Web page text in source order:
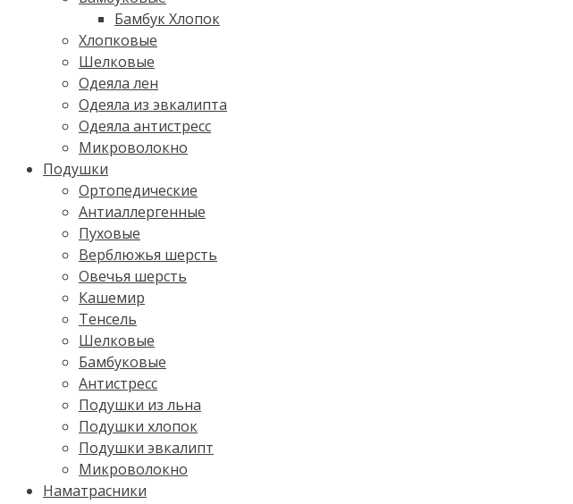
Бамбук Хлопок
Хлопковые
Шелковые
Одеяла лен
Одеяла из эвкалипта
Одеяла антистресс
Микроволокно
Подушки
Ортопедические
Антиаллергенные
Пуховые
Верблюжья шерсть
Овечья шерсть
Кашемир
Тенсель
Шелковые
Бамбуковые
Антистресс
Подушки из льна
Подушки хлопок
Подушки эвкалипт
Микроволокно
Наматрасники